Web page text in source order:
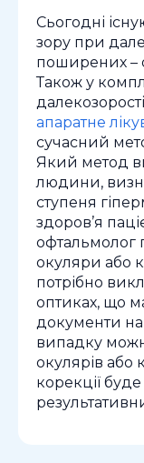
Сьогодні
зору при
поширених –
Також у
апаратне
сучасний
Який метод
людини,
ступеня
здоров’я
офтальмолог
окуляри або
потрібно
оптиках, що
документи
випадку
окулярів або
корекції